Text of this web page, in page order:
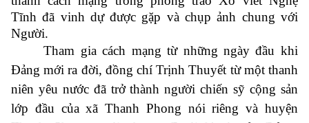
Tĩnh đã vinh dự được gặp và chụp ảnh chung với
Người.
Tham gia cách mạng từ những ngày đầu khi
Đảng mới ra đời, đồng chí Trịnh Thuyết từ một thanh
niên yêu nước đã trở thành người chiến sỹ cộng sản
lớp đầu của xã Thanh Phong nói riêng và huyện